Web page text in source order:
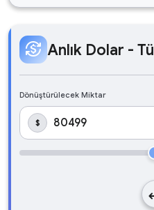
currency_exchange Anlık Dolar -
Dönüştürülecek Miktar
$